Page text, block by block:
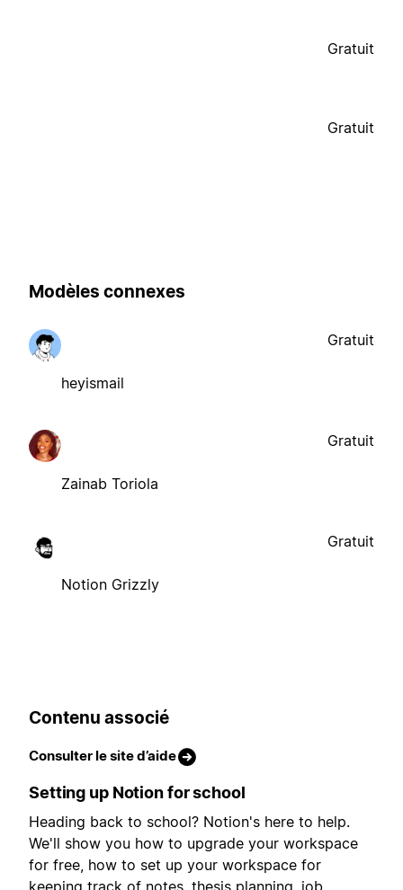
Gratuit
Gratuit
Modèles connexes
heyismail
Gratuit
Zainab Toriola
Gratuit
Notion Grizzly
Gratuit
Contenu associé
Consulter le site d’aide
Setting up Notion for school
Heading back to school? Notion's here to help.
We'll show you how to upgrade your workspace
for free, how to set up your workspace for